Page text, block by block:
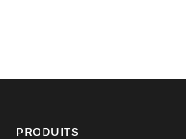
PRODUITS